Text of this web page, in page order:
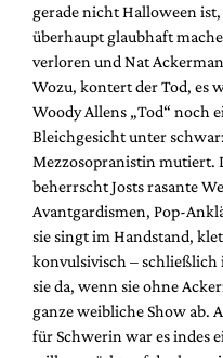
gerade nicht Halloween
überhaupt glaubhaft
verloren und Nat
Wozu, kontert der Tod, es
Woody Allens „Tod“ noch
Bleichgesicht unter
Mezzosopranistin mutiert.
beherrscht Josts rasante
Avantgardismen, Pop-
sie singt im Handstand,
konvulsivisch – schließlich
sie da, wenn sie ohne
ganze weibliche Show ab.
für Schwerin war es indes